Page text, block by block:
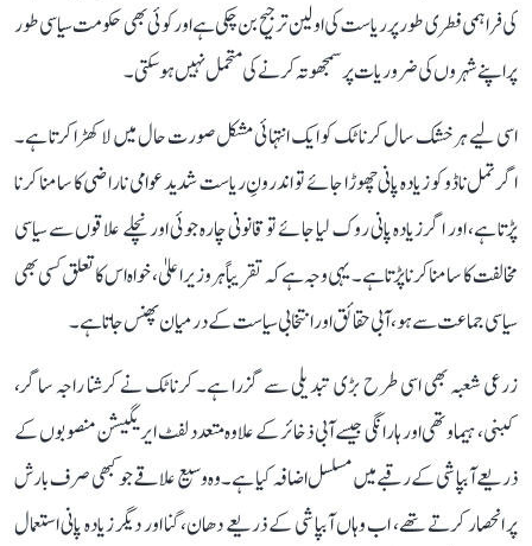
کی فراہمی فطری طور پر ریاست کی اولین ترجیح بن چکی ہے اور کوئی بھی حکومت سیاسی طور
پر اپنے شہروں کی ضروریات پر سمجھوتہ کرنے کی متحمل نہیں ہو سکتی۔
اسی لیے ہر خشک سال کرناٹک کو ایک انتہائی مشکل صورت حال میں لا کھڑا کرتا ہے۔
اگر تمل ناڈو کو زیادہ پانی چھوڑا جائے تو اندرونِ ریاست شدید عوامی ناراضی کا سامنا کرنا
پڑتا ہے، اور اگر زیادہ پانی روک لیا جائے تو قانونی چارہ جوئی اور نچلے علاقوں سے سیاسی
مخالفت کا سامنا کرنا پڑتا ہے۔ یہی وجہ ہے کہ تقریباً ہر وزیر اعلیٰ، خواہ اس کا تعلق کسی بھی
سیاسی جماعت سے ہو، آبی حقائق اور انتخابی سیاست کے درمیان پھنس جاتا ہے۔
زرعی شعبہ بھی اسی طرح بڑی تبدیلی سے گزرا ہے۔ کرناٹک نے کرشنا راجہ ساگر،
کبنی، ہیماوتھی اور ہارانگی جیسے آبی ذخائر کے علاوہ متعدد لفٹ ایریگیشن منصوبوں کے
ذریعے آبپاشی کے رقبے میں مسلسل اضافہ کیا ہے۔ وہ وسیع علاقے جو کبھی صرف بارش
پر انحصار کرتے تھے، اب وہاں آبپاشی کے ذریعے دھان، گنا اور دیگر زیادہ پانی استعمال